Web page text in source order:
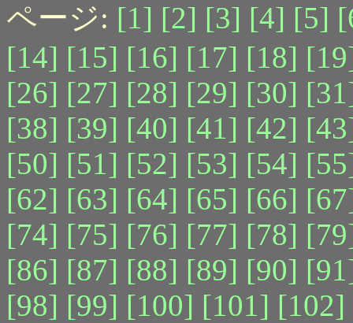
ページ: [1] [2] [3] [4] [5]
[14] [15] [16] [17] [18]
[26] [27] [28] [29] [30]
[38] [39] [40] [41] [42]
[50] [51] [52] [53] [54]
[62] [63] [64] [65] [66]
[74] [75] [76] [77] [78]
[86] [87] [88] [89] [90]
[98] [99] [100] [101] [102]